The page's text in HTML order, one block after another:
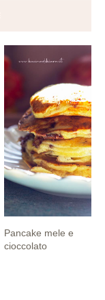
Pancake mele e
cioccolato